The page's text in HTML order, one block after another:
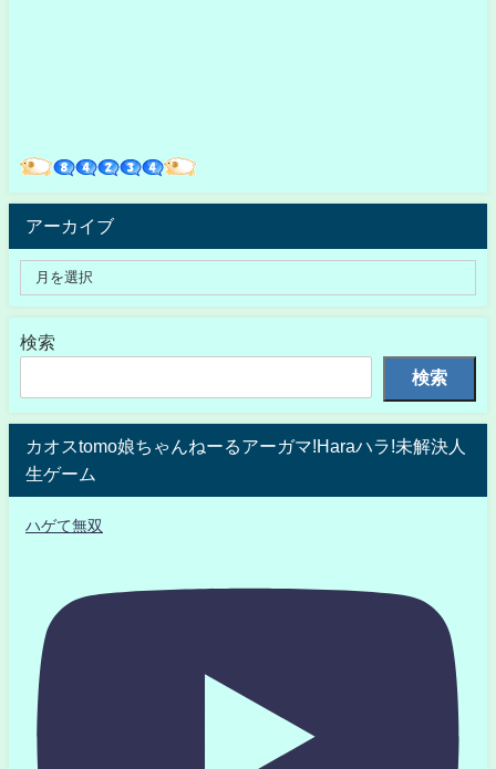
アーカイブ
検索
検索
カオスtomo娘ちゃんねーるアーガマ!Haraハラ!未解決人
生ゲーム
ハゲて無双